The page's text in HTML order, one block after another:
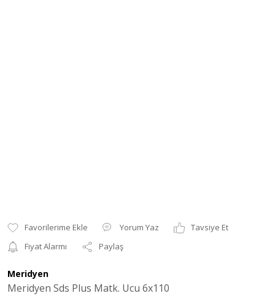
Yorum Yaz
Tavsiye Et
Fiyat Alarmı
Paylaş
Meridyen
Meridyen Sds Plus Matk. Ucu 6x110